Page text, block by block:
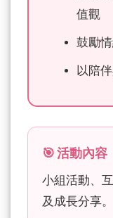
值觀
鼓勵
以陪
🎯 活動內容
小組活動、
及成長分享。